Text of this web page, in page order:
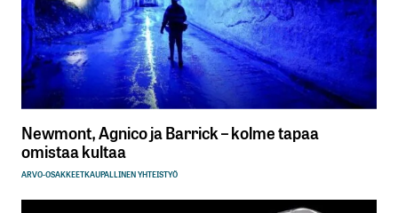
Newmont, Agnico ja Barrick – kolme tapaa
omistaa kultaa
ARVO-OSAKKEETKAUPALLINEN YHTEISTYÖ